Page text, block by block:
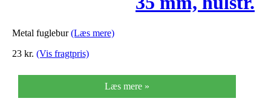
Metal fuglebur(Læs mere)
23 kr. (Vis fragtpris)
Læs mere »